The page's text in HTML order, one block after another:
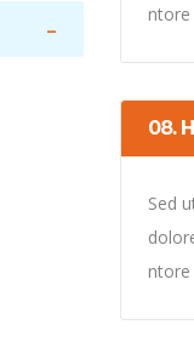
08.
Sed